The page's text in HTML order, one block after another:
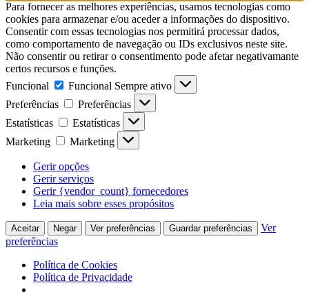
Para fornecer as melhores experiências, usamos tecnologias como
cookies para armazenar e/ou aceder a informações do dispositivo.
Consentir com essas tecnologias nos permitirá processar dados,
como comportamento de navegação ou IDs exclusivos neste site.
Não consentir ou retirar o consentimento pode afetar negativamante
certos recursos e funções.
Funcional
Funcional Sempre ativo
Preferências
Preferências
Estatísticas
Estatísticas
Marketing
Marketing
Gerir opções
Gerir serviços
Gerir {vendor_count} fornecedores
Leia mais sobre esses propósitos
Aceitar Negar Ver preferências Guardar preferências
Ver
preferências
Política de Cookies
Política de Privacidade